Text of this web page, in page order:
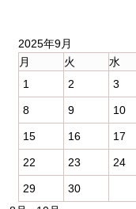
2025年9月
月
火 水
1
2 3
8 9 10
15 16 17
22 23 24
29
30